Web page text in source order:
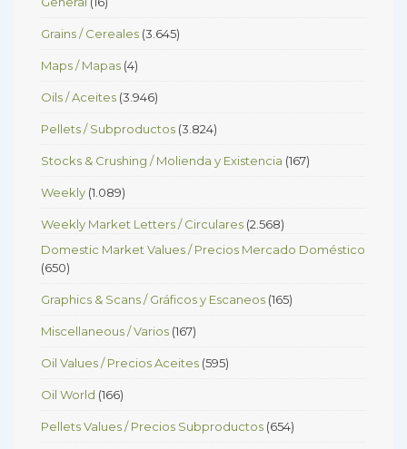
Grains / Cereales (3.645)
Maps / Mapas (4)
Oils / Aceites (3.946)
Pellets / Subproductos (3.824)
Stocks & Crushing / Molienda y Existencia (167)
Weekly (1.089)
Weekly Market Letters / Circulares (2.568)
Domestic Market Values / Precios Mercado Doméstico
(650)
Graphics & Scans / Gráficos y Escaneos (165)
Miscellaneous / Varios (167)
Oil Values / Precios Aceites (595)
Oil World (166)
Pellets Values / Precios Subproductos (654)